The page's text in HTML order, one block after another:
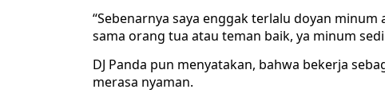
“Sebenarnya saya enggak terlalu doyan
sama orang tua atau teman baik, ya minum
DJ Panda pun menyatakan, bahwa bekerja
merasa nyaman.